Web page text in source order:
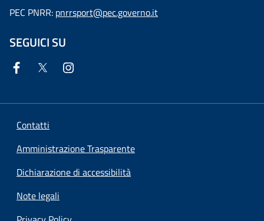
PEC PNRR: pnrrsport@pec.governo.it
SEGUICI SU
Contatti
Amministrazione Trasparente
Dichiarazione di accessibilità
Note legali